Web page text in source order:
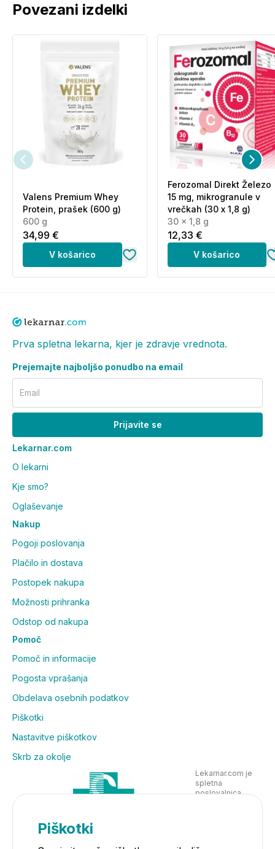
uravnoteženo in raznovrstno prehrano. Priporočene
prekoračiti. Shranjevati nedosegljivo otrokom!
Shranjujte na suhem mestu in na sobni temperaturi.
Prekomerno uživanje ima lahko odvajalni učinek.
Pri občutljivih osebah lahko magnezij v odmerku
večjem kot 250 mg deluje odvajalno.
Povezani izdelki
Valens Premium Whey
Protein, prašek (600 g)
600 g
34,99 €
V košarico
Ferozomal Direkt Železo
15 mg, mikrogranule v
vrečkah (30 x 1,8 g)
30 x 1,8 g
12,33 €
V košarico
Prva spletna lekarna, kjer je zdravje vrednota.
Prejemajte najboljšo ponudbo na email
Email
Prijavite se
Lekarnar.com
O lekarni
Kje smo?
Oglaševanje
Nakup
Pogoji poslovanja
Plačilo in dostava
Postopek nakupa
Možnosti prihranka
Odstop od nakupa
Pomoč
Pomoč in informacije
Pogosta vprašanja
Obdelava osebnih podatkov
Piškotki
Nastavitve piškotkov
Skrb za okolje
Lekarnar.com je
spletna
poslovalnica
Piškotki